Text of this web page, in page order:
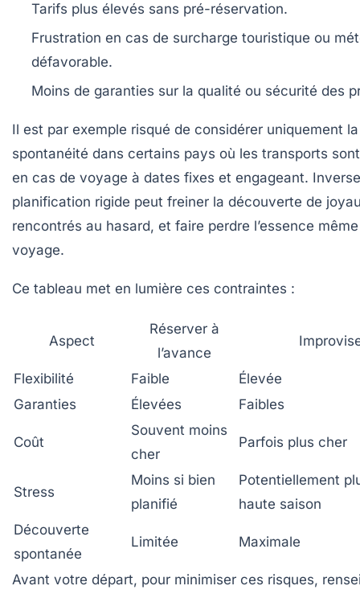
Tarifs plus élevés sans pré-réservation.
Frustration en cas de surcharge touristique ou
défavorable.
Moins de garanties sur la qualité ou sécurité des
Il est par exemple risqué de considérer uniquement la
spontanéité dans certains pays où les transports
en cas de voyage à dates fixes et engageant.
planification rigide peut freiner la découverte de
rencontrés au hasard, et faire perdre l’essence
voyage.
Ce tableau met en lumière ces contraintes :
Aspect
Réserver à
l’avance
Flexibilité Faible
Élevée
Garanties
Élevées Faibles
Coût
Souvent moins
cher
Parfois plus cher
Stress
Moins si bien
planifié
Potentiellement
haute saison
Découverte
spontanée
Limitée Maximale
Avant votre départ, pour minimiser ces risques,